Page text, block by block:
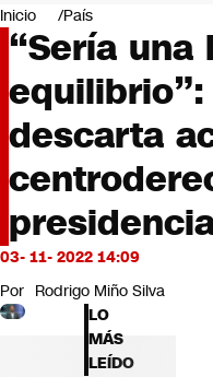
Negocios
Deportes
Programas completos
Cultura
Servicios
Bits
CNN tiempo
Futuro 360
Opinión
Inicio País
“Sería una
descarta
03- 11- 2022 14:09
Por Rodrigo Miño Silva
LO
MÁS
LEÍDO